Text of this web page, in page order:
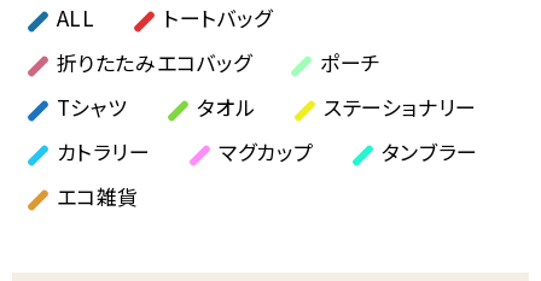
ALL
トートバッグ
折りたたみエコバッグ
ポーチ
Tシャツ
タオル
ステーショナリー
カトラリー
マグカップ
タンブラー
エコ雑貨